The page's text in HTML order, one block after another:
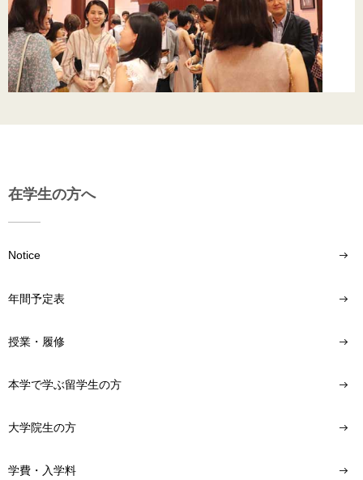
在学生の方へ
Notice
年間予定表
授業・履修
本学で学ぶ留学生の方
大学院生の方
学費・入学料